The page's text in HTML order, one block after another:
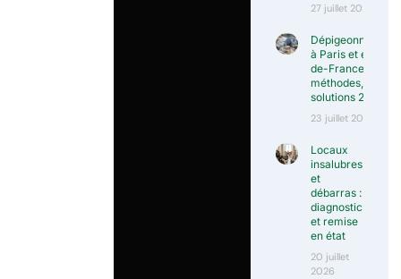
27 juillet 2026
Dépigeonnisation
à Paris et en Île-
de-France :
méthodes, prix et
solutions 2026
23 juillet 2026
Locaux
insalubres
et
débarras :
diagnostic
et remise
en état
20 juillet
2026